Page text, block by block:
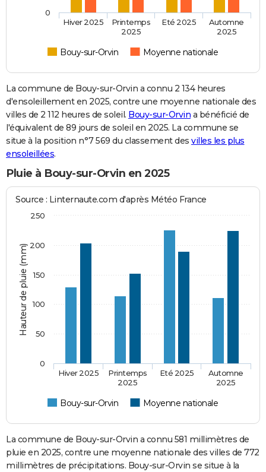
Bouy-sur-Orvin Moyenne nationale
Hiver 2025
Printemps
2025
Eté 2025
Automne
2025
0
La commune de Bouy-sur-Orvin a connu 2 134 heures
d'ensoleillement en 2025, contre une moyenne nationale des
villes de 2 112 heures de soleil. Bouy-sur-Orvin a bénéficié de
l'équivalent de 89 jours de soleil en 2025. La commune se
situe à la position n°7 569 du classement des villes les plus
ensoleillées.
Pluie à Bouy-sur-Orvin en 2025
Hauteur de pluie (mm)
Source : Linternaute.com d'après Météo France
Bouy-sur-Orvin Moyenne nationale
Hiver 2025
Printemps
2025
Eté 2025
Automne
2025
0
50
100
150
200
250
La commune de Bouy-sur-Orvin a connu 581 millimètres de
pluie en 2025, contre une moyenne nationale des villes de 772
millimètres de précipitations. Bouy-sur-Orvin se situe à la